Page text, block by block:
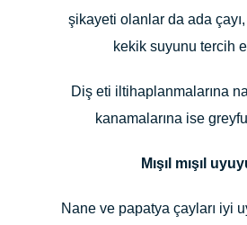
şikayeti olanlar da ada
kekik suyunu tercih
Diş eti iltihaplanmalarına
kanamalarına ise
Mışıl mışıl
Nane ve papatya çayları iyi